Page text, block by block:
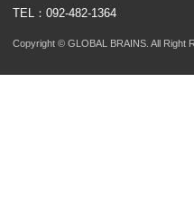
TEL：092-482-1364
Copyright © GLOBAL BRAINS. All Right